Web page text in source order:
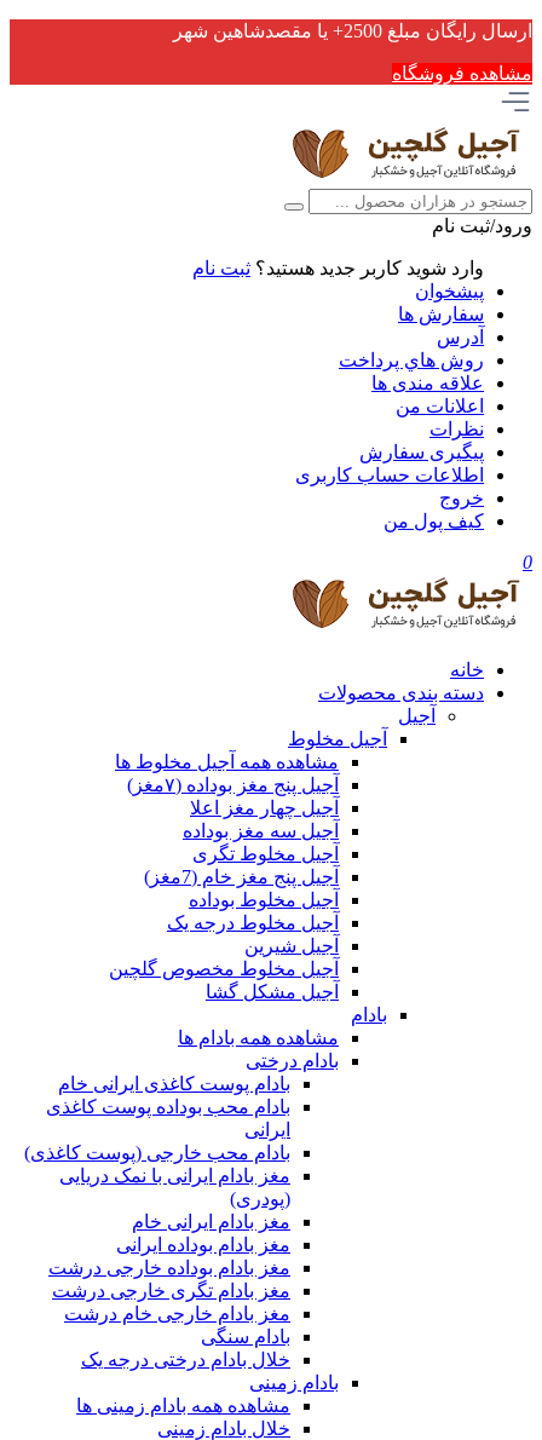
ارسال رایگان مبلغ 2500+ یا مقصدشاهین شهر
مشاهده فروشگاه
ورود/ثبت نام
وارد شوید کاربر جدید هستید؟ ثبت نام
پیشخوان
سفارش ها
آدرس
روش هاي پرداخت
علاقه مندی ها
اعلانات من
نظرات
پیگیری سفارش
اطلاعات حساب كاربری
خروج
کیف پول من
0
خانه
دسته بندی محصولات
آجیل
آجیل مخلوط
مشاهده همه آجیل مخلوط ها
آجیل پنج مغز بوداده (۷مغز)
آجیل چهار مغز اعلا
آجیل سه مغز بوداده
آجیل مخلوط تگری
آجیل پنج مغز خام (7مغز)
آجیل مخلوط بوداده
آجیل مخلوط درجه یک
آجیل شیرین
آجیل مخلوط مخصوص گلچین
آجیل مشکل گشا
بادام
مشاهده همه بادام ها
بادام درختی
بادام پوست کاغذی ایرانی خام
بادام محب بوداده پوست کاغذی
ایرانی
بادام محب خارجی (پوست کاغذی)
مغز بادام ایرانی با نمک دریایی
(پودری)
مغز بادام ایرانی خام
مغز بادام بوداده ایرانی
مغز بادام بوداده خارجی درشت
مغز بادام تگری خارجی درشت
مغز بادام خارجی خام درشت
بادام سنگی
خلال بادام درختی درجه یک
بادام زمینی
مشاهده همه بادام زمینی ها
خلال بادام زمینی